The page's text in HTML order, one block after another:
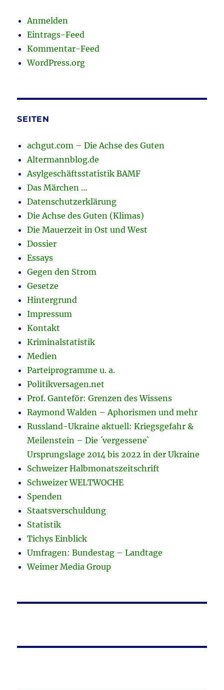
Anmelden
Eintrags-Feed
Kommentar-Feed
WordPress.org
SEITEN
achgut.com – Die Achse des Guten
Altermannblog.de
Asylgeschäftsstatistik BAMF
Das Märchen …
Datenschutzerklärung
Die Achse des Guten (Klimas)
Die Mauerzeit in Ost und West
Dossier
Essays
Gegen den Strom
Gesetze
Hintergrund
Impressum
Kontakt
Kriminalstatistik
Medien
Parteiprogramme u. a.
Politikversagen.net
Prof. Ganteför: Grenzen des Wissens
Raymond Walden – Aphorismen und mehr
Russland-Ukraine aktuell: Kriegsgefahr &
Meilenstein – Die ´vergessene`
Ursprungslage 2014 bis 2022 in der Ukraine
Schweizer Halbmonatszeitschrift
Schweizer WELTWOCHE
Spenden
Staatsverschuldung
Statistik
Tichys Einblick
Umfragen: Bundestag – Landtage
Weimer Media Group